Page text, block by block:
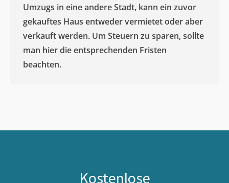
Umzugs in eine andere Stadt, kann ein zuvor
gekauftes Haus entweder vermietet oder aber
verkauft werden. Um Steuern zu sparen, sollte
man hier die entsprechenden Fristen
beachten.
Kostenlose